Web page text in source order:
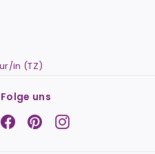
in (TZ)
Folge uns
Facebook
PinterestInstagram